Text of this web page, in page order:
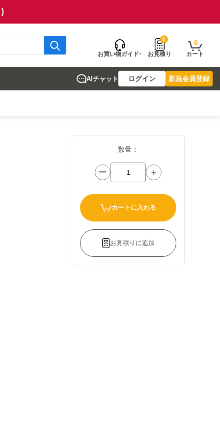
お買い物ガイド
0
お見積り
0
カート
AIチャット ログイン 新規会員登録
数量：
ー ＋
カートに入れる
お見積りに追加